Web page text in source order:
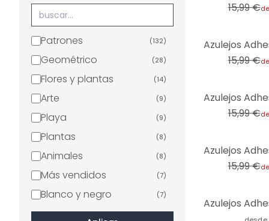
Patrones (132)
Geométrico (28)
Flores y plantas (14)
Arte (9)
Playa (9)
Plantas (8)
Animales (8)
Más vendidos (7)
Blanco y negro (7)
Flores (6)
15,99 €
15,99 €
15,99 €
15,99 €